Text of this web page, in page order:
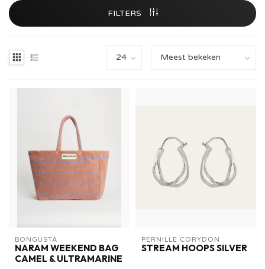
FILTERS
BONGUSTA
NARAM WEEKEND BAG
CAMEL & ULTRAMARINE
PERNILLE CORYDON
STREAM HOOPS SILVER